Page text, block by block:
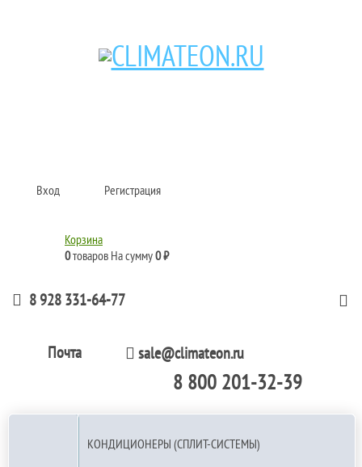
Кондиционеры и сплит-системы, газовые котлы, тепловые завесы, водяные
Вход Регистрация
Корзина
0товаров На сумму0 ₽
8 928 331-64-77
Почта sale@climateon.ru
8 800 201-32-39
КОНДИЦИОНЕРЫ (СПЛИТ-СИСТЕМЫ)